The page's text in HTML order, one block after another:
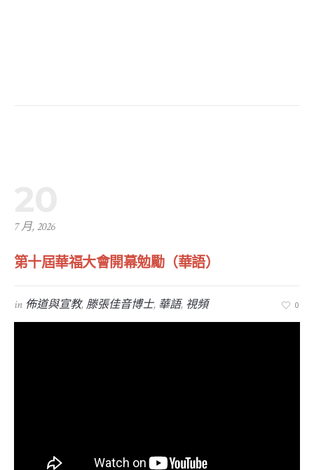
7 月, 2026
第十屆華福大會開幕勉勵（華語）
in 佈道與宣教,滕張佳音博士, 華語, 視頻 0